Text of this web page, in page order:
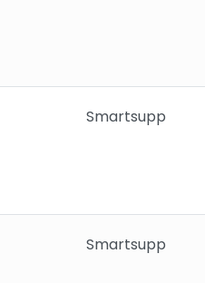
Smartsupp
Smartsupp